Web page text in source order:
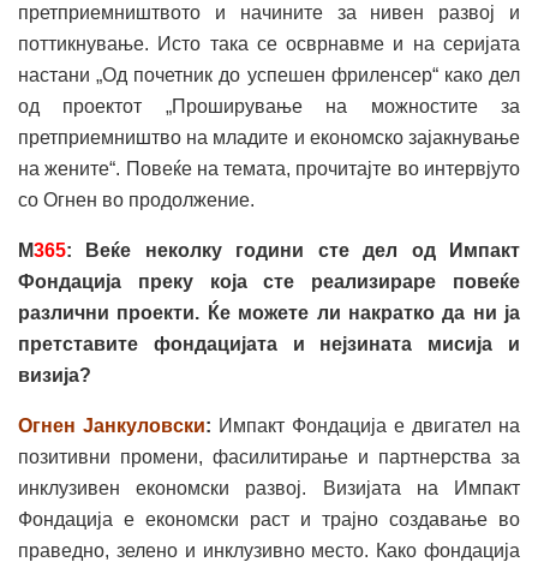
претприемништвото и начините за нивен развој и
поттикнување. Исто така се осврнавме и на серијата
настани „Од почетник до успешен фриленсер“ како дел
од проектот „Проширување на можностите за
претприемништво на младите и економско зајакнување
на жените“. Повеќе на темата, прочитајте во интервјуто
со Огнен во продолжение.
М365: Веќе неколку години сте дел од Импакт
Фондација преку која сте реализираре повеќе
различни проекти. Ќе можете ли накратко да ни ја
претставите фондацијата и нејзината мисија и
визија?
Огнен Јанкуловски: Импакт Фондација е двигател на
позитивни промени, фасилитирање и партнерства за
инклузивен економски развој. Визијата на Импакт
Фондација е економски раст и трајно создавање во
праведно, зелено и инклузивно место. Како фондација